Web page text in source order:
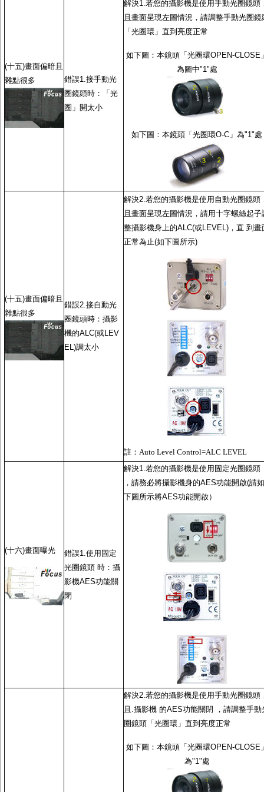
(十五)畫面偏暗且
雜點很多
錯誤1.接手動光
圈鏡頭時：「光
圈」開太小
解決1.若您的攝影機是使用手動光圈鏡頭
且畫面呈現左圖情況，請調整手動光圈鏡
「光圈環」直到亮度正常
如下圖：本鏡頭「光圈環OPEN-CLOSE
為圖中"1"處
如下圖：本鏡頭「光圈環O-C」為"1"處
(十五)畫面偏暗且
雜點很多
錯誤2.接自動光
圈鏡頭時：攝影
機的ALC(或LEV
EL)調太小
解決2.若您的攝影機是使用 自動光圈鏡頭
且畫面呈現左圖情況，請用十字螺絲起子
整攝影機身上的ALC(或LEVEL)，直 到畫
正常為止(如下圖所示)
註： Auto Level Control=ALC LEVEL
(十六)畫面曝光 錯誤1.使用 固定
光圈鏡頭 時：攝
影機AES功能關
閉
解決1.若您的攝影機是使用 固定光圈鏡頭
，請務必將攝影機身的AES功能開啟(請如
下圖所示將AES功能開啟）
解決2.若您的攝影機是使用手動光圈鏡頭
且.攝影機 的AES功能關閉 ，請調整手動
圈鏡頭 「光圈環」直到亮度正常
如下圖：本鏡頭「光圈環OPEN-CLOSE
為"1"處